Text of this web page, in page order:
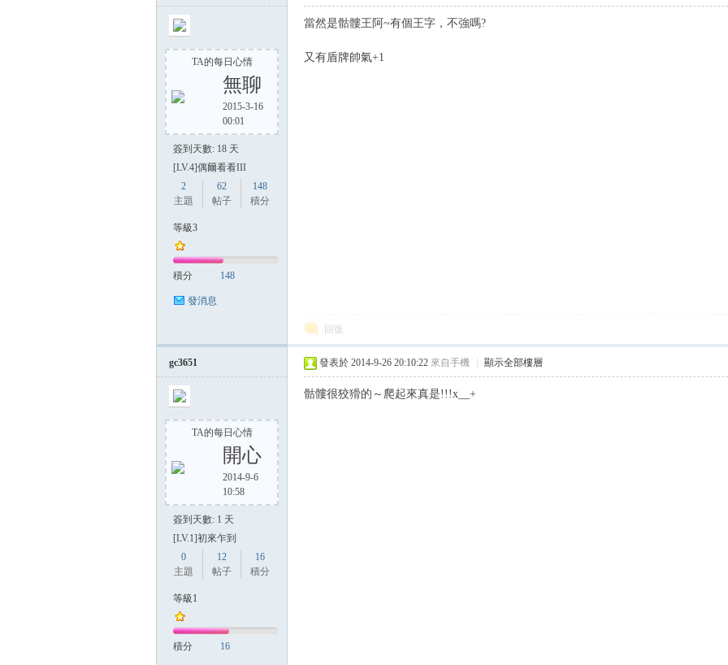
TA的每日心情
無聊
2015-3-16
00:01
簽到天數: 18 天
[LV.4]偶爾看看III
2
主題
62
帖子
148
積分
等級3
積分 148
發消息
當然是骷髏王阿~有個王字，不強嗎?
又有盾牌帥氣+1
回復
gc3651
TA的每日心情
開心
2014-9-6
10:58
簽到天數: 1 天
[LV.1]初來乍到
0
主題
12
帖子
16
積分
等級1
積分 16
發表於 2014-9-26 20:10:22 來自手機 顯示全部樓層
骷髏很狡猾的～爬起來真是!!!x__+